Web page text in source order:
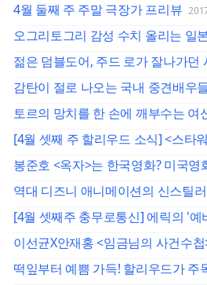
4월 둘째 주 주말 극장가 프리뷰
오그리토그리 감성 수치 올리는 일
젊은 덤블도어, 주드 로가 잘나가던
감탄이 절로 나오는 국내 중견배우
토르의 망치를 한 손에 깨부수는 여
[4월 셋째 주 할리우드 소식] <스타
봉준호 <옥자>는 한국영화? 미국영
역대 디즈니 애니메이션의 신스틸
[4월 셋째주 충무로통신] 에릭의 '
이선균X안재홍 <임금님의 사건수
떡잎부터 예쁨 가득! 할리우드가 주